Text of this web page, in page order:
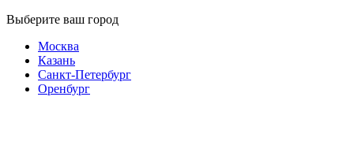
Выберите ваш город
Москва
Казань
Санкт-Петербург
Оренбург